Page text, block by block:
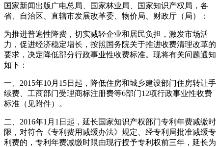
国家新闻出版广电总局、国家林业局、国家知识产权局，各
省、自治区、直辖市发展改革委、物价局、财政厅（局）：
为推进普遍性降费，切实减轻企业和居民负担，激发市场活
力，促进经济稳定增长，按照国务院关于推进收费清理改革的
要求，决定降低部分行政事业性收费标准。现将有关问题通知
如下：
一、2015年10月15日起，降低住房和城乡建设部门住房转让手
续费、工商部门受理商标注册费等6部门12项行政事业性收费
标准（见附件）。
二、2016年1月1日起，延长国家知识产权部门专利年费减缴时
限，对符合《专利费用减缓办法》规定、经专利局批准减缓专
利费的，专利年费减缴时限由现行授予专利权前三年，延长为